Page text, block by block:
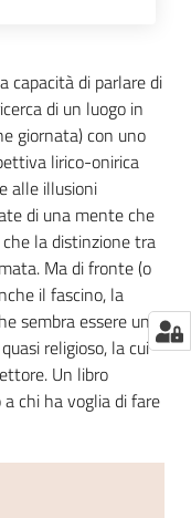
capacità di parlare di
di un luogo in
giornata) con uno
lirico-onirica
alle illusioni
di una mente che
la distinzione tra
Ma di fronte (o
il fascino, la
sembra essere un
religioso, la cui
Un libro
chi ha voglia di fare